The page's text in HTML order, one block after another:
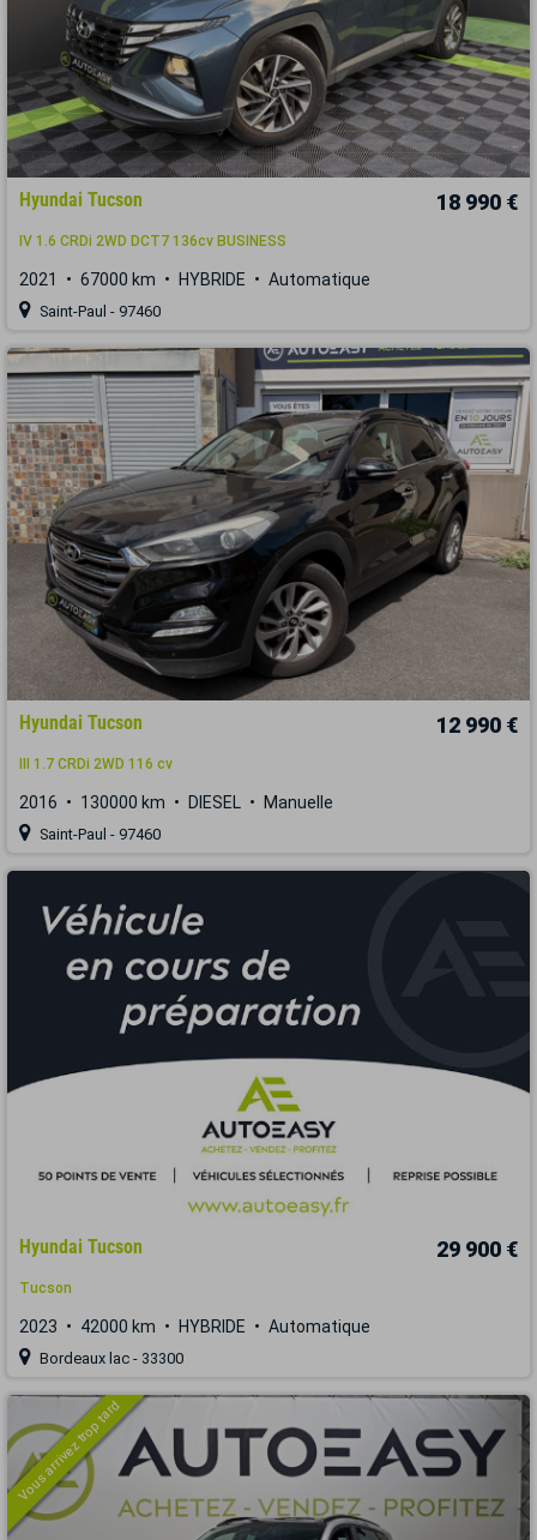
Hyundai Tucson 18 990 €
IV 1.6 CRDi 2WD DCT7 136cv BUSINESS
2021 67000 km HYBRIDE Automatique
Saint-Paul - 97460
Hyundai Tucson 12 990 €
III 1.7 CRDi 2WD 116 cv
2016 130000 km DIESEL Manuelle
Saint-Paul - 97460
Hyundai Tucson 29 900 €
Tucson
2023 42000 km HYBRIDE Automatique
Bordeaux lac - 33300
Vous arrivez trop tard